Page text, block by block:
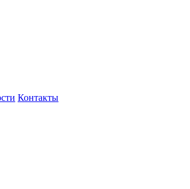
Контакты